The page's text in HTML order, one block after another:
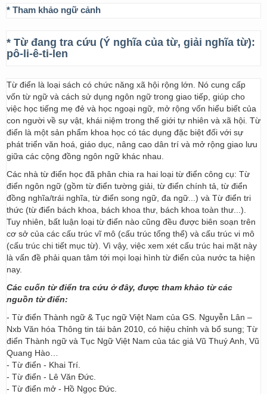
* Tham khảo ngữ cảnh
* Từ đang tra cứu (Ý nghĩa của từ, giải nghĩa từ):
pô-li-ê-ti-len
Từ điển là loại sách có chức năng xã hội rộng lớn. Nó cung cấp
vốn từ ngữ và cách sử dụng ngôn ngữ trong giao tiếp, giúp cho
việc học tiếng mẹ đẻ và học ngoại ngữ, mở rộng vốn hiểu biết của
con người về sự vật, khái niệm trong thế giới tự nhiên và xã hội. Từ
điển là một sản phẩm khoa học có tác dụng đặc biệt đối với sự
phát triển văn hoá, giáo dục, nâng cao dân trí và mở rộng giao lưu
giữa các cộng đồng ngôn ngữ khác nhau.
Các nhà từ điển học đã phân chia ra hai loại từ điển công cụ: Từ
điển ngôn ngữ (gồm từ điển tường giải, từ điển chính tả, từ điển
đồng nghĩa/trái nghĩa, từ điển song ngữ, đa ngữ...) và Từ điển tri
thức (từ điển bách khoa, bách khoa thư, bách khoa toàn thư...).
Tuy nhiên, bất luận loại từ điển nào cũng đều được biên soạn trên
cơ sở của các cấu trúc vĩ mô (cấu trúc tổng thể) và cấu trúc vi mô
(cấu trúc chi tiết mục từ). Vì vậy, việc xem xét cấu trúc hai mặt này
là vấn đề phải quan tâm tới mọi loại hình từ điển của nước ta hiện
nay.
Các cuốn từ điển tra cứu ở đây, được tham khảo từ các
nguồn từ điển:
- Từ điển Thành ngữ & Tục ngữ Việt Nam của GS. Nguyễn Lân –
Nxb Văn hóa Thông tin tái bản 2010, có hiệu chỉnh và bổ sung; Từ
điển Thành ngữ và Tục Ngữ Việt Nam của tác giả Vũ Thuý Anh, Vũ
Quang Hào…
- Từ điển - Khai Trí.
- Từ điển - Lê Văn Đức.
- Từ điển mở - Hồ Ngọc Đức.